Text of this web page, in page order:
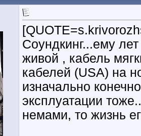
Соундкинг...ему
живой , кабель
кабелей (USA) на
изначально
эксплуатации
немами, то жизнь